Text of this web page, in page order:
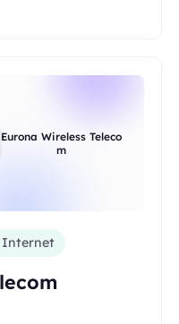
Eurona Wireless Teleco
m
Internet